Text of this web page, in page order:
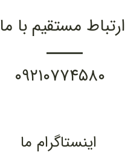
ارتباط مستقیم با ما
۰۹۲۱۰۷۷۴۵۸۰
اینستاگرام ما